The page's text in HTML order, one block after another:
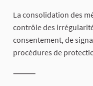
La consolidation des
contrôle des
consentement, de
procédures de
⸻